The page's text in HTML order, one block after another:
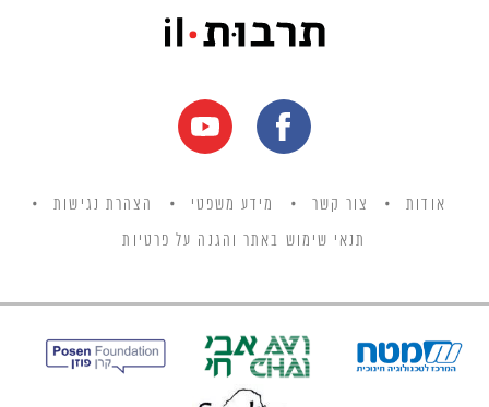
אודות צור קשר מידע משפטי הצהרת נגישות
תנאי שימוש באתר והגנה על פרטיות